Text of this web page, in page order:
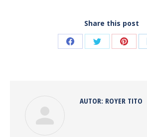
Share this post
Share Share Share
AUTOR: ROYER TITO